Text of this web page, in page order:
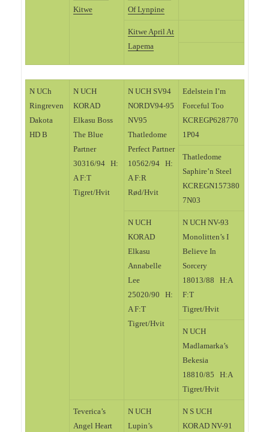
Kitwe
Of Lynpine
Kitwe April At
Lapema
N UCh
Ringreven
Dakota
HD B
N UCH
KORAD
Elkasu Boss
The Blue
Partner
30316/94 H:
A F:T
Tigret/Hvit
N UCH SV94
NORDV94-95
NV95
Thatledome
Perfect Partner
10562/94 H:
A F:R
Rød/Hvit
Edelstein I’m
Forceful Too
KCREGP628770
1P04
Thatledome
Saphire’n Steel
KCREGN157380
7N03
N UCH
KORAD
Elkasu
Annabelle
Lee
25020/90 H:
A F:T
Tigret/Hvit
N UCH NV-93
Monolitten’s I
Believe In
Sorcery
18013/88 H:A
F:T
Tigret/Hvit
N UCH
Madlamarka’s
Bekesia
18810/85 H:A
Tigret/Hvit
Teverica’s
Angel Heart
N UCH
Lupin’s
N S UCH
KORAD NV-91